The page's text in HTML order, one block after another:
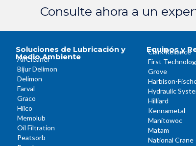
Consulte ahora a un
Soluciones de Lubricación y
Medio Ambiente
AirCleaner
Bijur Delimon
Delimon
Farval
Graco
Hilco
Memolub
Oil Filtration
Peatsorb
Equipos y
Clark Reliance
First
Grove
Harbison-
Hydraulic
Hilliard
Kennametal
Manitowoc
Matam
National Crane